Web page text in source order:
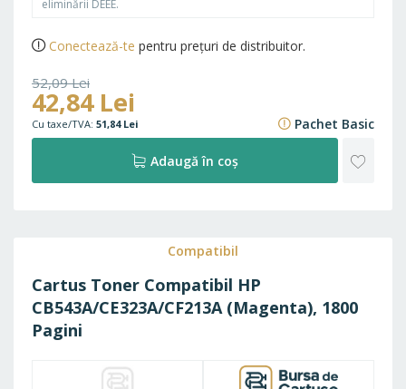
eliminării DEEE.
Conectează-te pentru prețuri de distribuitor.
52,09 Lei
63,03 Lei
42,84 Lei
51,84 Lei Pachet Basic
Adaugă în coș
Compatibil
Cartus Toner Compatibil HP
CB543A/CE323A/CF213A (Magenta), 1800
Pagini